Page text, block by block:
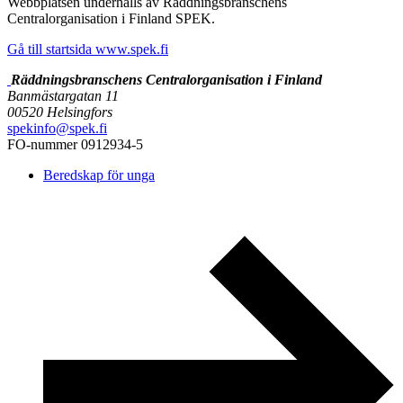
Centralorganisation i Finland SPEK.
Gå till startsida www.spek.fi
Räddningsbranschens Centralorganisation i Finland
Banmästargatan 11
00520 Helsingfors
spekinfo@spek.fi
FO-nummer 0912934-5
Beredskap för unga